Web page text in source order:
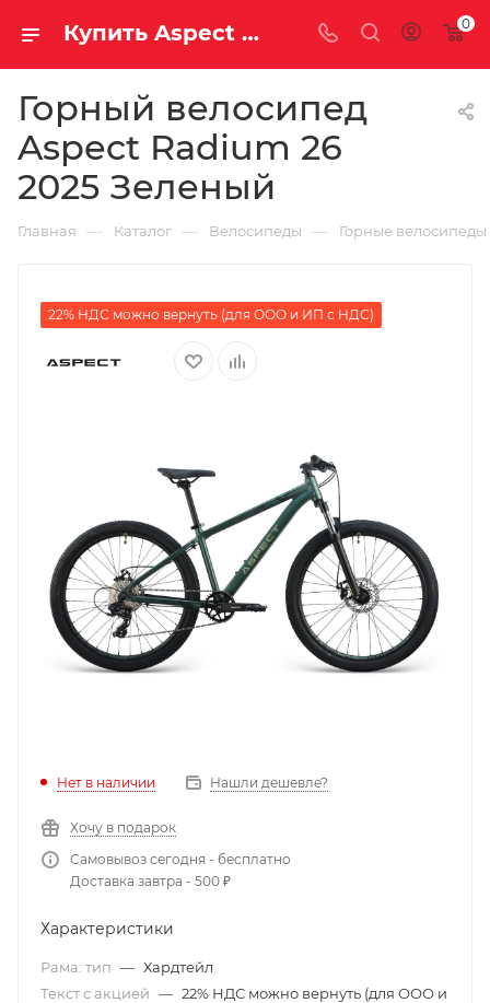
Купить Aspect Radium 26 2025 Зеленый за рублей, а со скидкой 33 590 руб. 0
Горный велосипед
Aspect Radium 26
2025 Зеленый
Главная — Каталог — Велосипеды — Горные велосипеды
22% НДС можно вернуть (для ООО и ИП с НДС)
Нет в наличии Нашли дешевле?
Хочу в подарок
Самовывоз сегодня - бесплатно
Доставка завтра - 500 ₽
Характеристики
Рама: тип — Хардтейл
Текст с акцией — 22% НДС можно вернуть (для ООО и